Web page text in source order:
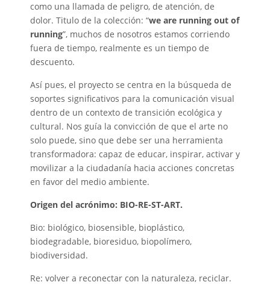
como una llamada de peligro, de atención, de
dolor. Titulo de la colección: “we are running out of
running”, muchos de nosotros estamos corriendo
fuera de tiempo, realmente es un tiempo de
descuento.
Así pues, el proyecto se centra en la búsqueda de
soportes significativos para la comunicación visual
dentro de un contexto de transición ecológica y
cultural. Nos guía la convicción de que el arte no
solo puede, sino que debe ser una herramienta
transformadora: capaz de educar, inspirar, activar y
movilizar a la ciudadanía hacia acciones concretas
en favor del medio ambiente.
Origen del acrónimo: BIO-RE-ST-ART.
Bio: biológico, biosensible, bioplástico,
biodegradable, bioresiduo, biopolímero,
biodiversidad.
Re: volver a reconectar con la naturaleza, reciclar.